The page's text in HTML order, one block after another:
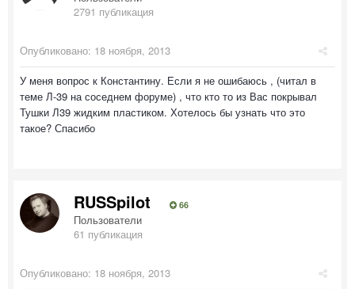
2791 публикация
Опубликовано: 18 ноября, 2013
У меня вопрос к Константину. Если я не ошибаюсь , (читал в
теме Л-39 на соседнем форуме) , что кто то из Вас покрывал
Тушки Л39 жидким пластиком. Хотелось бы узнать что это
такое? Спасибо
RUSSpilot 66
Пользователи
61 публикация
Опубликовано: 18 ноября, 2013